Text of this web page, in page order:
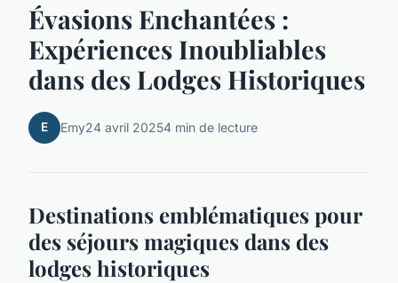
Évasions Enchantées :
Expériences Inoubliables
dans des Lodges Historiques
E Emy24 avril 20254 min de lecture
Destinations emblématiques pour
des séjours magiques dans des
lodges historiques